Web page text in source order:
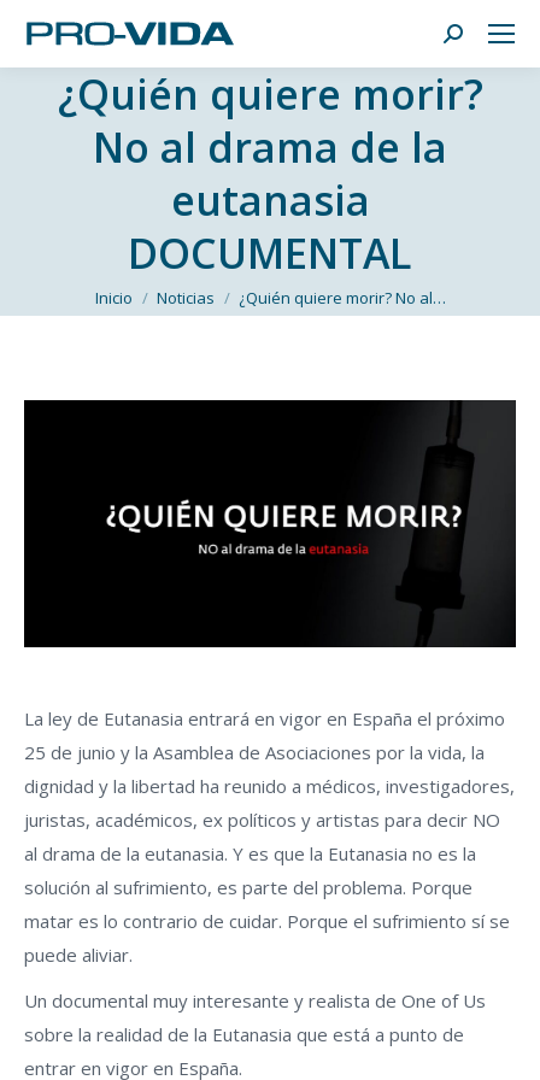
Buscar:
¿Quién quiere morir?
No al drama de la
eutanasia
DOCUMENTAL
Estás aquí:
Inicio Noticias ¿Quién quiere morir? No al…
La ley de Eutanasia entrará en vigor en España el próximo
25 de junio y la Asamblea de Asociaciones por la vida, la
dignidad y la libertad ha reunido a médicos, investigadores,
juristas, académicos, ex políticos y artistas para decir NO
al drama de la eutanasia. Y es que la Eutanasia no es la
solución al sufrimiento, es parte del problema. Porque
matar es lo contrario de cuidar. Porque el sufrimiento sí se
puede aliviar.
Un documental muy interesante y realista de One of Us
sobre la realidad de la Eutanasia que está a punto de
entrar en vigor en España.